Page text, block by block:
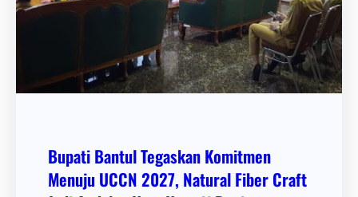
Bupati Bantul Tegaskan Komitmen
Menuju UCCN 2027, Natural Fiber Craft